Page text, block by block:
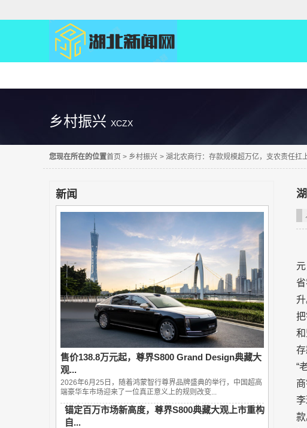
乡村振兴 XCZX
您现在所在的位置首页 > 乡村振兴 > 湖北农商行：存款规模超万亿，支农责任扛
新闻
售价138.8万元起，尊界S800 Grand Design典藏大
观...
2026年6月25日，随着鸿蒙智行尊界品牌盛典的举行，中国超高
端豪华车市场迎来了一位真正意义上的规则改变...
锚定百万市场新高度，尊界S800典藏大观上市重构
自...
升
“
款